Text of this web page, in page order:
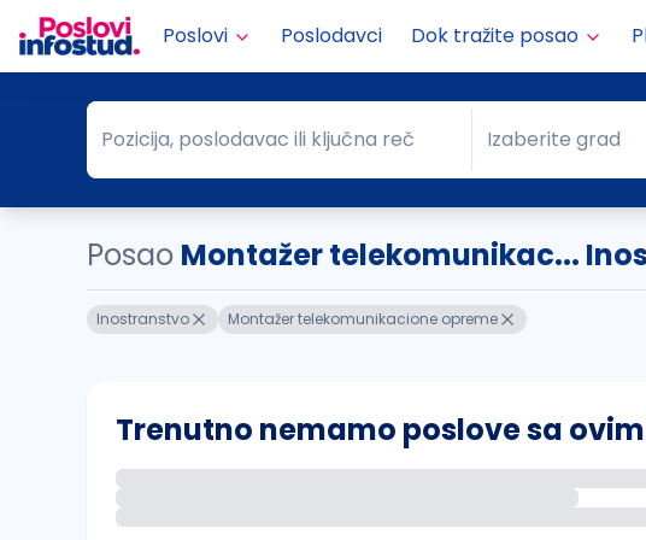
Poslovi Poslodavci Dok tražite posao
Pozicija, poslodavac ili ključna reč
Pozicija, poslodavac ili ključna reč Grad
Izaberite grad
Posao Montažer telekomunikac...
Inostranstvo Montažer telekomunikacione opreme
Trenutno nemamo poslove sa